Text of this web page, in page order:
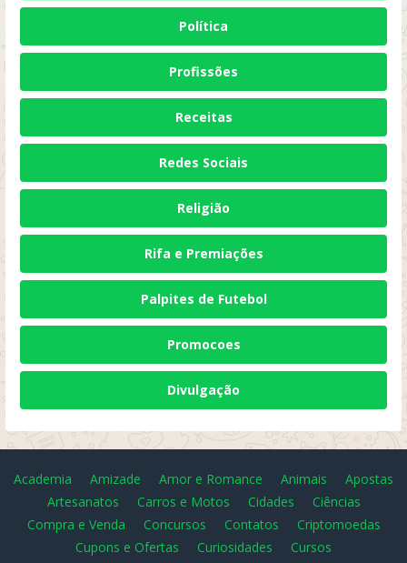
Política
Profissões
Receitas
Redes Sociais
Religião
Rifa e Premiações
Palpites de Futebol
Promocoes
Divulgação
Academia Amizade Amor e Romance Animais
Apostas
Artesanatos
Carros e Motos Cidades
Ciências
Compra e Venda
Concursos Contatos
Criptomoedas
Cupons e Ofertas
Curiosidades
Cursos